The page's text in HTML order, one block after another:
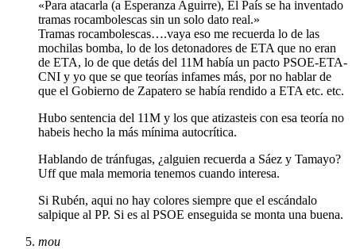
«Para atacarla (a Esperanza Aguirre), El País se ha inventado
tramas rocambolescas sin un solo dato real.»
Tramas rocambolescas….vaya eso me recuerda lo de las
mochilas bomba, lo de los detonadores de ETA que no eran
de ETA, lo de que detás del 11M había un pacto PSOE-ETA-
CNI y yo que se que teorías infames más, por no hablar de
que el Gobierno de Zapatero se había rendido a ETA etc. etc.
Hubo sentencia del 11M y los que atizasteis con esa teoría no
habeis hecho la más mínima autocrítica.
Hablando de tránfugas, ¿alguien recuerda a Sáez y Tamayo?
Uff que mala memoria tenemos cuando interesa.
Si Rubén, aqui no hay colores siempre que el escándalo
salpique al PP. Si es al PSOE enseguida se monta una buena.
mou